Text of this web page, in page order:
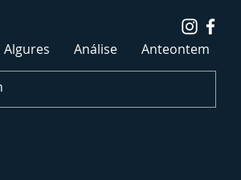
Algures Análise Anteontem